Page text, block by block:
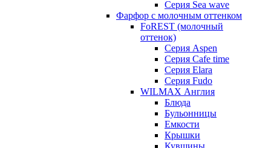
Серия Sea wave
Фарфор с молочным оттенком
FoREST (молочный
оттенок)
Серия Aspen
Серия Cafe time
Серия Elara
Серия Fudo
WILMAX Англия
Блюда
Бульонницы
Емкости
Крышки
Кувшины